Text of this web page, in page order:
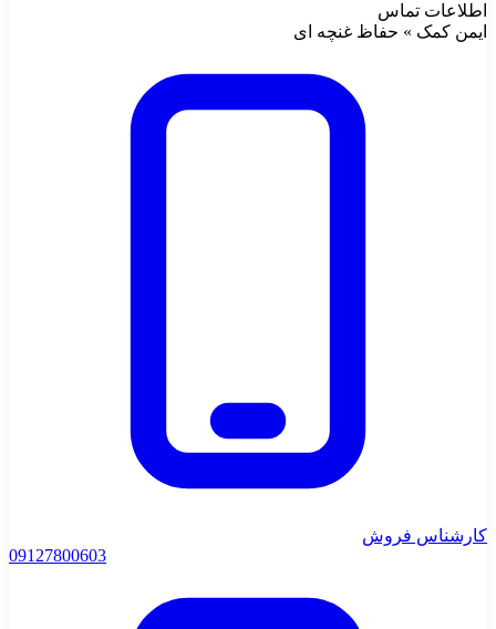
اطلاعات تماس
ایمن کمک » حفاظ غنچه ای
کارشناس فروش
09127800603